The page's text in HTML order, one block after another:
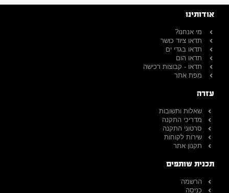
אודותינו
מי אנחנו?
תדאו ציוד כושר
תדאו בגדי ים
תדאו הום
תדאו - קבוצות רכישה
מפת אתר
עזרה
שאלות ותשובות
מדריכי התקנה
סרטוני התקנה
שירות לקוחות
תקנון אתר
תכנית שותפים
הרשמה
כניסה